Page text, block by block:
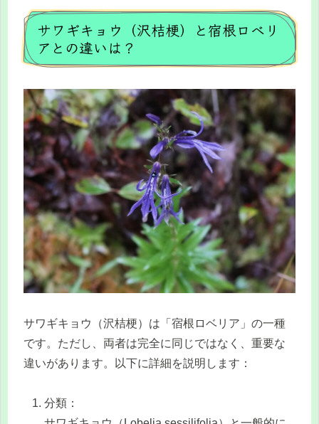
サワギキョウ（沢桔梗）と宿根ロベリ
アとの違いは？
サワギキョウ（沢桔梗）は「宿根ロベリア」の一種
です。ただし、両者は完全に同じではなく、重要な
違いがあります。以下に詳細を説明します：
分類：